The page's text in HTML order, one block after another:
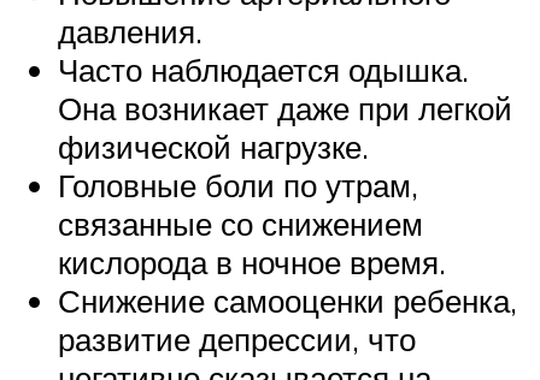
давления.
Часто наблюдается одышка.
Она возникает даже при легкой
физической нагрузке.
Головные боли по утрам,
связанные со снижением
кислорода в ночное время.
Снижение самооценки ребенка,
развитие депрессии, что